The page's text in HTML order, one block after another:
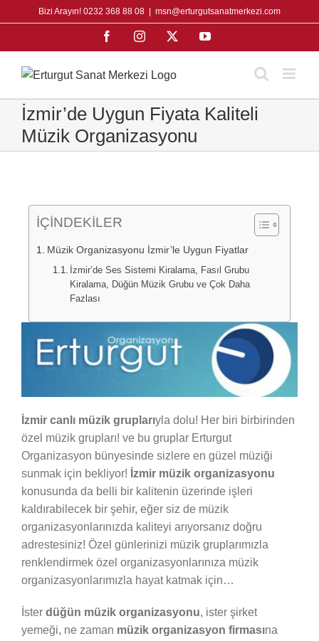
to
Bizi Arayın! 0232 368 88 08 msn@erturgutsanatmerkezi.com
FacebookInstagram YouTube
İzmir’de Uygun Fiyata Kaliteli
Müzik Organizasyonu
İÇİNDEKİLER
Müzik Organizasyonu İzmir’le Uygun Fiyatlar
İzmir’de Ses Sistemi Kiralama, Fasıl Grubu
Kiralama, Düğün Müzik Grubu ve Çok Daha
Fazlası
İzmir canlı müzik gruplarıyla dolu! Her biri birbirinden
özel müzik grupları! ve bu gruplar Erturgut
Organizasyon bünyesinde sizlere en güzel müziği
sunmak için bekliyor! İzmir müzik organizasyonu
konusunda da belli bir kalitenin üzerinde işleri
kaldırabilecek bir şehir, eğer siz de müzik
organizasyonlarınızda kaliteyi arıyorsanız doğru
adrestesiniz! Özel günlerinizi müzik gruplarımızla
renklendirmek özel organizasyonlarınıza müzik
organizasyonlarımızla hayat katmak için…
İster düğün müzik organizasyonu, ister şirket
yemeği, ne zaman müzik organizasyon firmasına